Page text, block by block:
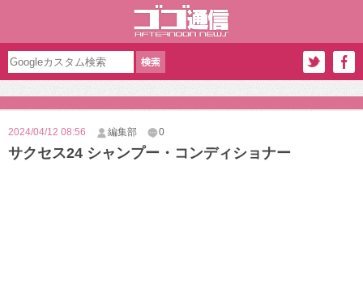
2024/04/12 08:56 編集部 0
サクセス24 シャンプー・コンディショナー